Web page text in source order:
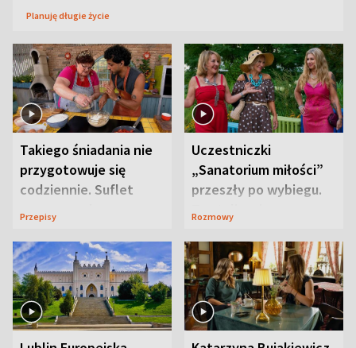
Planuję długie życie
Takiego śniadania nie
przygotowuje się
codziennie. Suflet
serowy zachwyca
Przepisy
Uczestniczki
„Sanatorium miłości”
przeszły po wybiegu.
Te stylizacje
Rozmowy